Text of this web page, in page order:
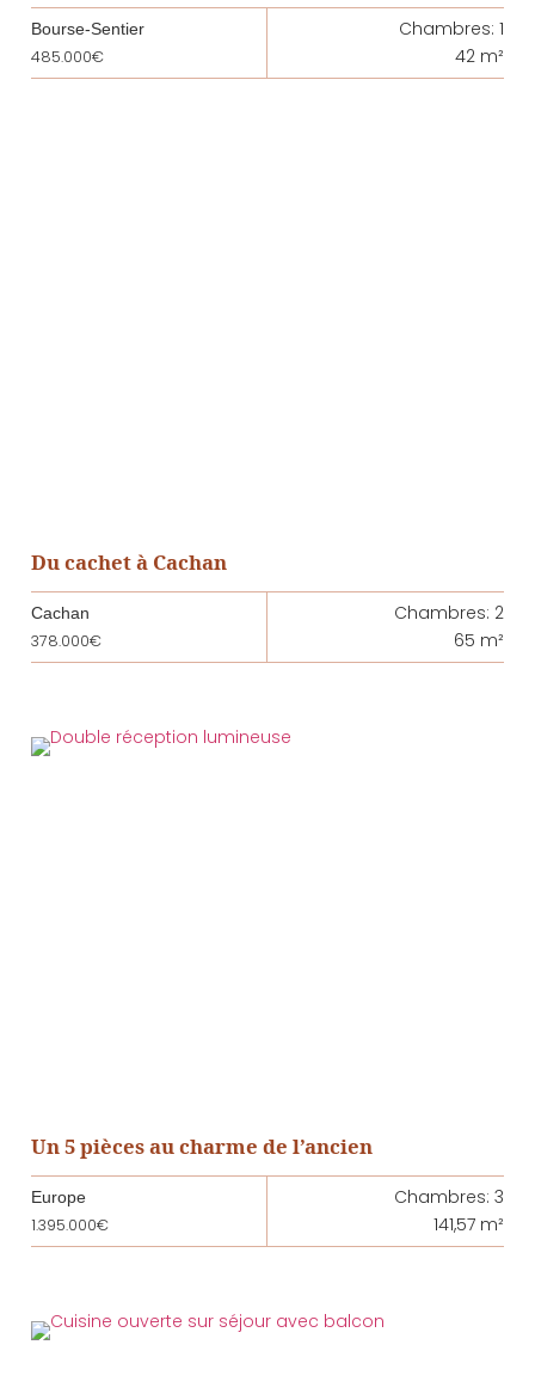
Bourse-Sentier
485.000€
Chambres: 1
42 m²
Du cachet à Cachan
Cachan
378.000€
Chambres: 2
65 m²
Un 5 pièces au charme de l’ancien
Europe
1.395.000€
Chambres: 3
141,57 m²